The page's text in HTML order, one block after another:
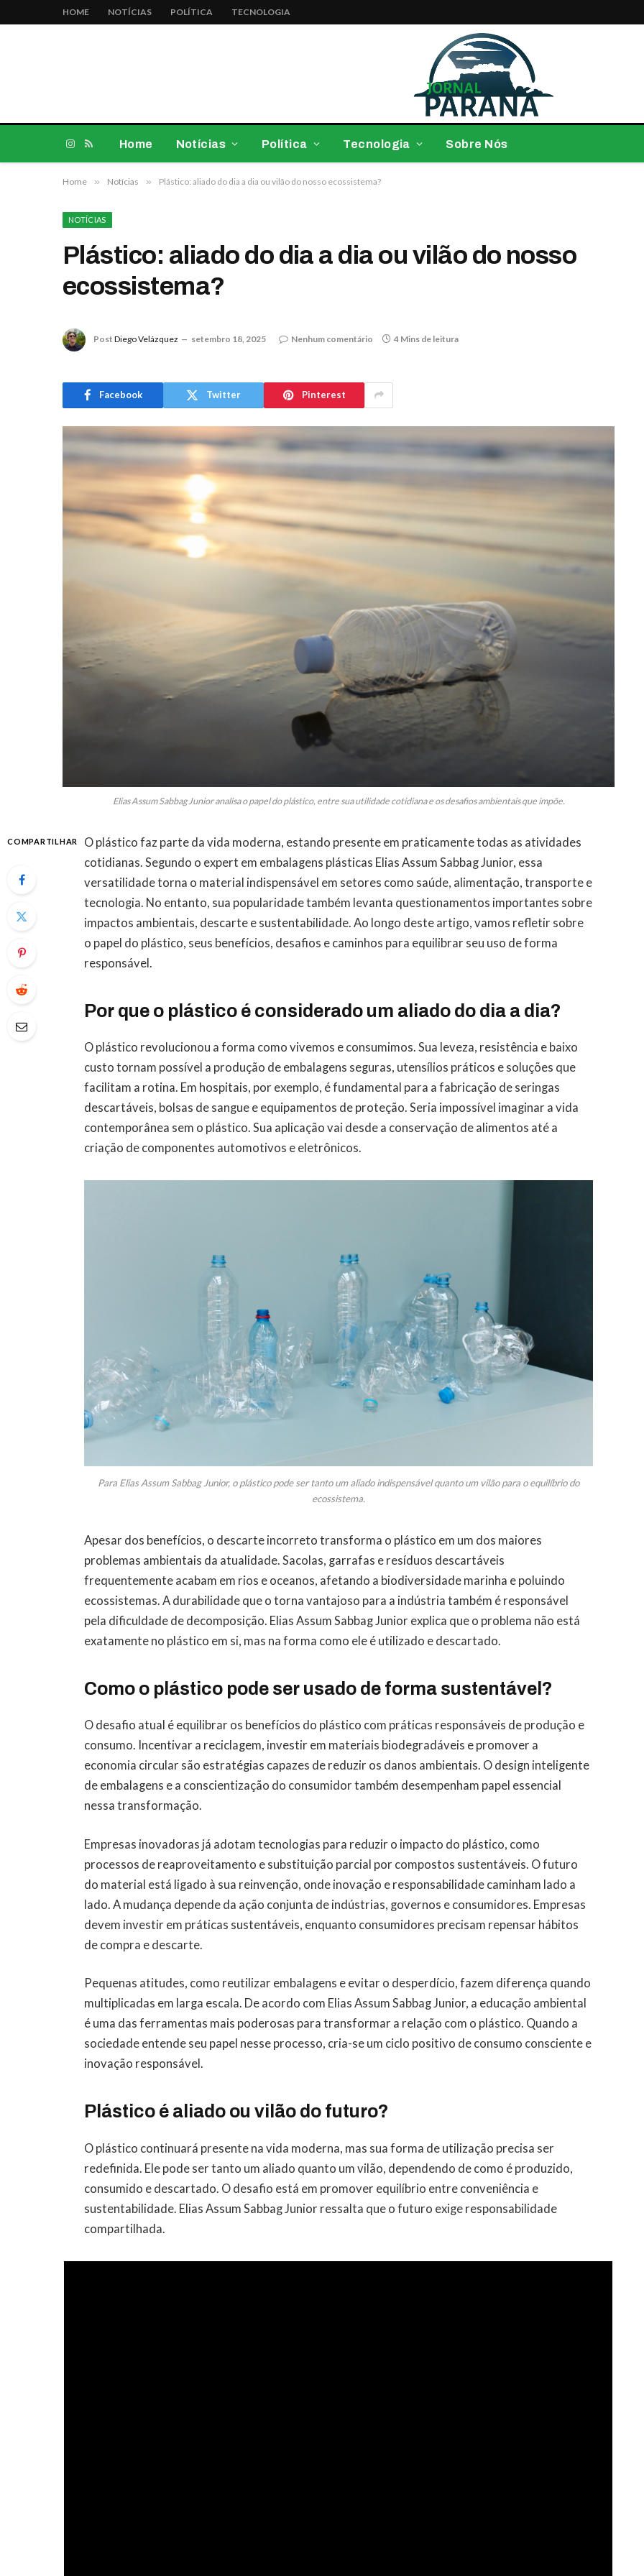
HOME NOTÍCIAS POLÍTICA TECNOLOGIA
Instagram
RSS
Home Notícias Política Tecnologia Sobre Nós
Home » Notícias » Plástico: aliado do dia a dia ou vilão do nosso ecossistema?
NOTÍCIAS
Plástico: aliado do dia a dia ou vilão do nosso
ecossistema?
Post Diego Velázquez setembro 18, 2025 Nenhum comentário 4 Mins de leitura
Facebook Twitter Pinterest
Elias Assum Sabbag Junior analisa o papel do plástico, entre sua utilidade cotidiana e os desafios ambientais que impõe.
COMPARTILHAR
O plástico faz parte da vida moderna, estando presente em praticamente todas as atividades
cotidianas. Segundo o expert em embalagens plásticas Elias Assum Sabbag Junior, essa
versatilidade torna o material indispensável em setores como saúde, alimentação, transporte e
tecnologia. No entanto, sua popularidade também levanta questionamentos importantes sobre
impactos ambientais, descarte e sustentabilidade. Ao longo deste artigo, vamos refletir sobre
o papel do plástico, seus benefícios, desafios e caminhos para equilibrar seu uso de forma
responsável.
Por que o plástico é considerado um aliado do dia a dia?
O plástico revolucionou a forma como vivemos e consumimos. Sua leveza, resistência e baixo
custo tornam possível a produção de embalagens seguras, utensílios práticos e soluções que
facilitam a rotina. Em hospitais, por exemplo, é fundamental para a fabricação de seringas
descartáveis, bolsas de sangue e equipamentos de proteção. Seria impossível imaginar a vida
contemporânea sem o plástico. Sua aplicação vai desde a conservação de alimentos até a
criação de componentes automotivos e eletrônicos.
Para Elias Assum Sabbag Junior, o plástico pode ser tanto um aliado indispensável quanto um vilão para o equilíbrio do
ecossistema.
Apesar dos benefícios, o descarte incorreto transforma o plástico em um dos maiores
problemas ambientais da atualidade. Sacolas, garrafas e resíduos descartáveis
frequentemente acabam em rios e oceanos, afetando a biodiversidade marinha e poluindo
ecossistemas. A durabilidade que o torna vantajoso para a indústria também é responsável
pela dificuldade de decomposição. Elias Assum Sabbag Junior explica que o problema não está
exatamente no plástico em si, mas na forma como ele é utilizado e descartado.
Como o plástico pode ser usado de forma sustentável?
O desafio atual é equilibrar os benefícios do plástico com práticas responsáveis de produção e
consumo. Incentivar a reciclagem, investir em materiais biodegradáveis e promover a
economia circular são estratégias capazes de reduzir os danos ambientais. O design inteligente
de embalagens e a conscientização do consumidor também desempenham papel essencial
nessa transformação.
Empresas inovadoras já adotam tecnologias para reduzir o impacto do plástico, como
processos de reaproveitamento e substituição parcial por compostos sustentáveis. O futuro
do material está ligado à sua reinvenção, onde inovação e responsabilidade caminham lado a
lado. A mudança depende da ação conjunta de indústrias, governos e consumidores. Empresas
devem investir em práticas sustentáveis, enquanto consumidores precisam repensar hábitos
de compra e descarte.
Pequenas atitudes, como reutilizar embalagens e evitar o desperdício, fazem diferença quando
multiplicadas em larga escala. De acordo com Elias Assum Sabbag Junior, a educação ambiental
é uma das ferramentas mais poderosas para transformar a relação com o plástico. Quando a
sociedade entende seu papel nesse processo, cria-se um ciclo positivo de consumo consciente e
inovação responsável.
Plástico é aliado ou vilão do futuro?
O plástico continuará presente na vida moderna, mas sua forma de utilização precisa ser
redefinida. Ele pode ser tanto um aliado quanto um vilão, dependendo de como é produzido,
consumido e descartado. O desafio está em promover equilíbrio entre conveniência e
sustentabilidade. Elias Assum Sabbag Junior ressalta que o futuro exige responsabilidade
compartilhada.